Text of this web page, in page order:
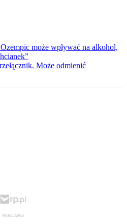
może wpływać na alkohol,
Może odmienić